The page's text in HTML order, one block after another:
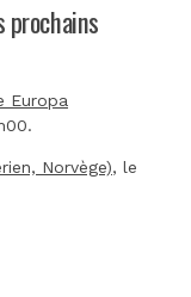
Europa
Norvège), le